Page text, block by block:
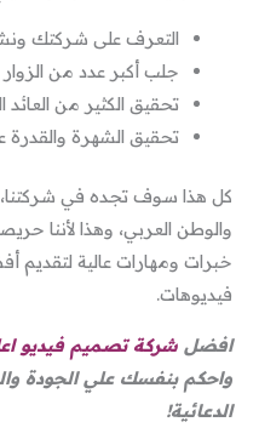
التعرف على شركتك
جلب أكبر عدد من
تحقيق الكثير من العائد
تحقيق الشهرة والقدرة
كل هذا سوف تجده في شركتنا،
والوطن العربي، وهذا لأننا
خبرات ومهارات عالية
فيديوهات.
افضلشركة تصميم فيديو
واحكم بنفسك علي الجودة
الدعائية!